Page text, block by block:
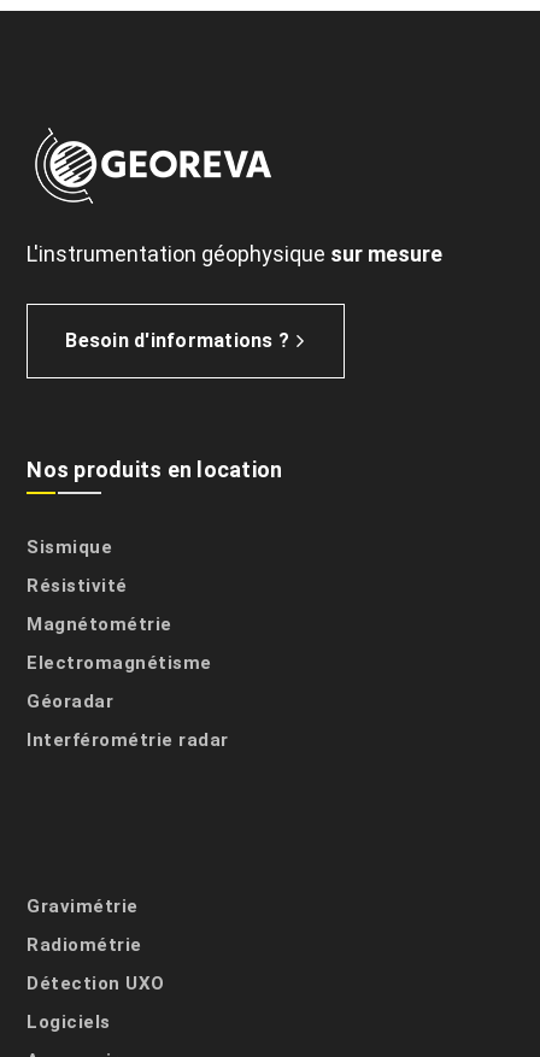
L'instrumentation géophysique sur mesure
Besoin d'informations ?
Nos produits en location
Sismique
Résistivité
Magnétométrie
Electromagnétisme
Géoradar
Interférométrie radar
Gravimétrie
Radiométrie
Détection UXO
Logiciels